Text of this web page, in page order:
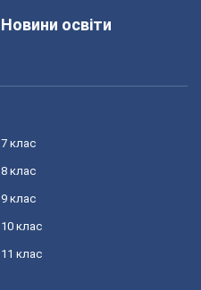
Новини освіти
7 клас
8 клас
9 клас
10 клас
11 клас